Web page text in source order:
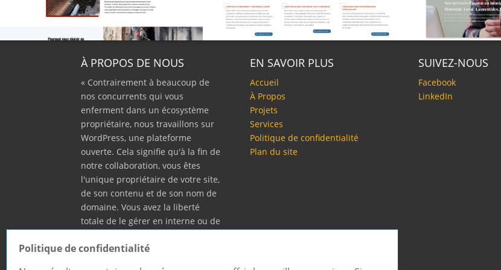
À PROPOS DE NOUS
« Contrairement à beaucoup de
nos concurrents qui vous
enferment dans un écosystème
propriétaire, nous travaillons sur
WordPress, une plateforme
ouverte. Cela signifie qu'à la fin de
notre collaboration, vous êtes
l'unique propriétaire de votre site,
de son contenu et de son nom de
domaine. Vous avez la liberté
totale de le gérer en interne ou de
de votre choix, sans être pris au
EN SAVOIR PLUS
Accueil
À Propos
Projets
Services
Politique de confidentialité
Plan du site
SUIVEZ-NOUS
Facebook
LinkedIn
Politique de confidentialité